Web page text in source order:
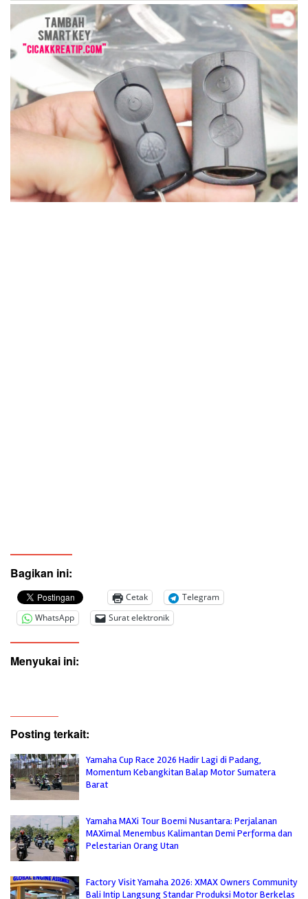
Bagikan ini:
Cetak
Telegram
WhatsApp
Surat elektronik
Menyukai ini:
Posting terkait:
Yamaha Cup Race 2026 Hadir Lagi di Padang,
Momentum Kebangkitan Balap Motor Sumatera
Barat
Yamaha MAXi Tour Boemi Nusantara: Perjalanan
MAXimal Menembus Kalimantan Demi Performa dan
Pelestarian Orang Utan
Factory Visit Yamaha 2026: XMAX Owners Community
Bali Intip Langsung Standar Produksi Motor Berkelas